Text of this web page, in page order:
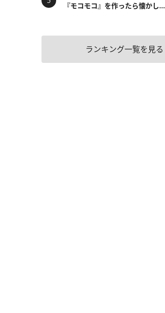
『モコモコ』を作ったら懐かし...
ランキング一覧を見る